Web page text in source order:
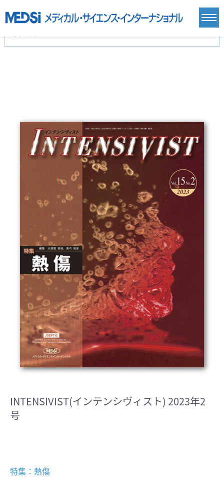
基礎医学(93)
基礎医学関連科学(80)
自然科学(25)
薬学(7)
保健・体育(1)
衛生・公衆衛生学(14)
医学一般(91) マルチメディア(0)
INTENSIVIST(インテンシヴィスト) 2023年2
号
特集：熱傷